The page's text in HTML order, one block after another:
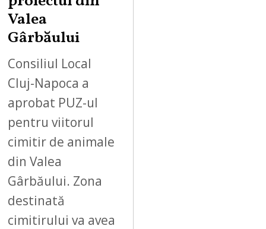
Valea
Gârbăului
Consiliul Local
Cluj-Napoca a
aprobat PUZ-ul
pentru viitorul
cimitir de animale
din Valea
Gârbăului. Zona
destinată
cimitirului va avea